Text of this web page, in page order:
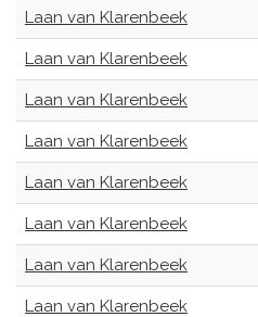
Laan van Klarenbeek
Laan van Klarenbeek
Laan van Klarenbeek
Laan van Klarenbeek
Laan van Klarenbeek
Laan van Klarenbeek
Laan van Klarenbeek
Laan van Klarenbeek